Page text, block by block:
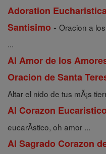
Adoration
Santisimo - Oracion a
...
Al Amor de los
Oracion de Santa
Altar el nido de tus mÃ¡s
Al Corazon
eucarÃ­stico, oh amor ...
Al Sagrado Corazon